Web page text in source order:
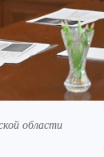
области